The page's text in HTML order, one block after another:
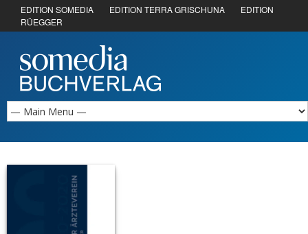
EDITION SOMEDIA EDITION TERRA GRISCHUNA
EDITION
RÜEGGER